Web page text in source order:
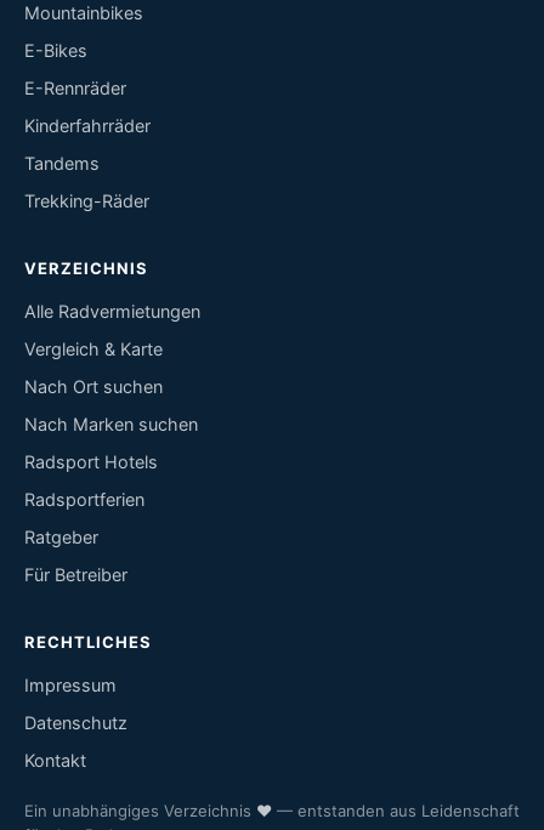
Mountainbikes
E-Bikes
E-Rennräder
Kinderfahrräder
Tandems
Trekking-Räder
VERZEICHNIS
Alle Radvermietungen
Vergleich & Karte
Nach Ort suchen
Nach Marken suchen
Radsport Hotels
Radsportferien
Ratgeber
Für Betreiber
RECHTLICHES
Impressum
Datenschutz
Kontakt
Ein unabhängiges Verzeichnis ♥ — entstanden aus Leidenschaft